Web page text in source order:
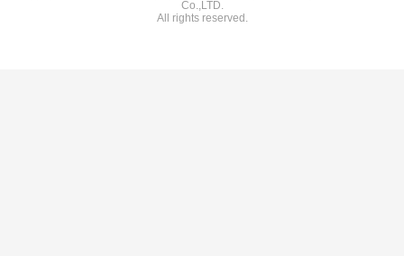
Co.,LTD.
All rights reserved.